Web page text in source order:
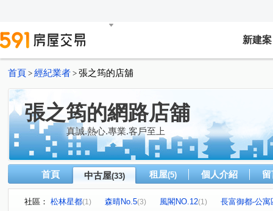
新建案
首頁 > 經紀業者 > 張之筠的店舖
張之筠的網路店舖
真誠.熱心.專業.客戶至上
首頁 中古屋(33) 租屋(5) 個人介紹
社區： 松林星都(1) 森晴No.5(3) 風閣NO.12(1)
長富御都-公寓